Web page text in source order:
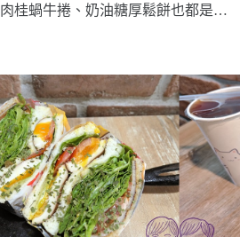
肉桂蝸牛捲、奶油糖厚鬆餅也都是…